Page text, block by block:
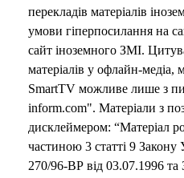
перекладів матеріалів
умови гіперпосилання на
сайт іноземного ЗМІ.
матеріалів у офлайн-медіа,
SmartTV можливе лише з
inform.com". Матеріали з
дисклеймером: “Матеріал
частиною 3 статті 9
270/96-ВР від 03.07.1996